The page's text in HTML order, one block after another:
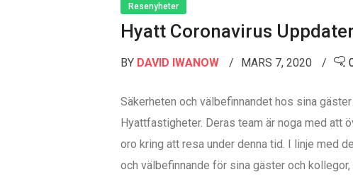
Resenyheter
Hyatt Coronavirus
BY DAVID IWANOW MARS 7, 2020
Säkerheten och välbefinnandet hos sina
Hyattfastigheter. Deras team är noga med att
oro kring att resa under denna tid. I linje med
och välbefinnande för sina gäster och